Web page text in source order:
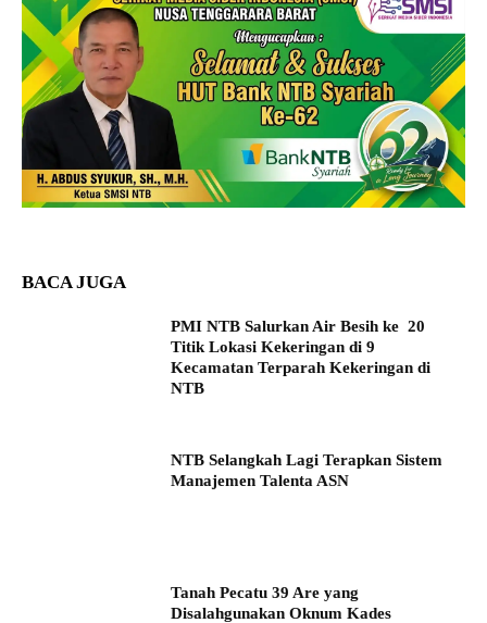
BACA JUGA
PMI NTB Salurkan Air Besih ke 20
Titik Lokasi Kekeringan di 9
Kecamatan Terparah Kekeringan di
NTB
NTB Selangkah Lagi Terapkan Sistem
Manajemen Talenta ASN
Tanah Pecatu 39 Are yang
Disalahgunakan Oknum Kades